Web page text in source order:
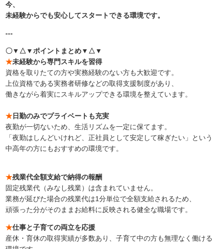
今、
未経験からでも安心してスタートできる環境です。
---
〇▼△▼ポイントまとめ▼△▼
★未経験から専門スキルを習得
資格を取りたての方や実務経験のない方も大歓迎です。
上位資格である実務者研修などの取得支援制度があり、
働きながら着実にスキルアップできる環境を整えています。
★日勤のみでプライベートも充実
夜勤が一切ないため、生活リズムを一定に保てます。
「夜勤はしんどいけれど、正社員として安定して稼ぎたい」という
中高年の方にもおすすめの環境です。
★残業代全額支給で納得の報酬
固定残業代（みなし残業）は含まれていません。
業務が延びた場合の残業代は1分単位で全額支給されるため、
頑張った分がそのままお給料に反映される健全な職場です。
★仕事と子育ての両立を応援
産休・育休の取得実績が多数あり、子育て中の方も無理なく働ける